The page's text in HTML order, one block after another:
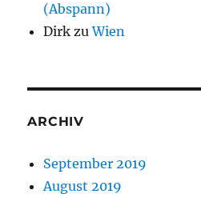
(Abspann)
Dirk zuWien
ARCHIV
September 2019
August 2019